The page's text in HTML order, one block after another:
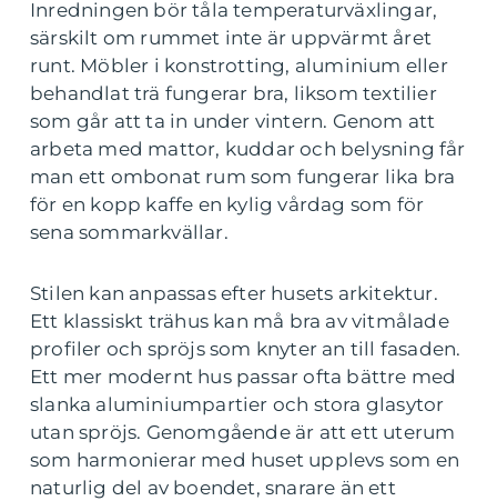
Inredningen bör tåla temperaturväxlingar,
särskilt om rummet inte är uppvärmt året
runt. Möbler i konstrotting, aluminium eller
behandlat trä fungerar bra, liksom textilier
som går att ta in under vintern. Genom att
arbeta med mattor, kuddar och belysning får
man ett ombonat rum som fungerar lika bra
för en kopp kaffe en kylig vårdag som för
sena sommarkvällar.
Stilen kan anpassas efter husets arkitektur.
Ett klassiskt trähus kan må bra av vitmålade
profiler och spröjs som knyter an till fasaden.
Ett mer modernt hus passar ofta bättre med
slanka aluminiumpartier och stora glasytor
utan spröjs. Genomgående är att ett uterum
som harmonierar med huset upplevs som en
naturlig del av boendet, snarare än ett